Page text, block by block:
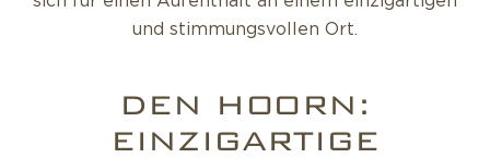
und stimmungsvollen Ort.
DEN HOORN:
EINZIGARTIGE